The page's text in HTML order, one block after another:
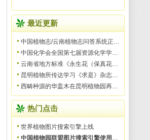
最近更新
中国植物志/云南植物志问答系统正式上线服务
中国化学会全国第七届资源化学学术研讨会在昆明举办
云南省地方标准《永生花（保真花）加工技术规范》获批发布实
昆明植物所传达学习《求是》杂志发表习近平总书记重要文
西畴种源的华盖木在昆明植物园再次开花
热门点击
世界植物图片搜索引擎上线
中国植物园联盟图片搜索引擎使用指南